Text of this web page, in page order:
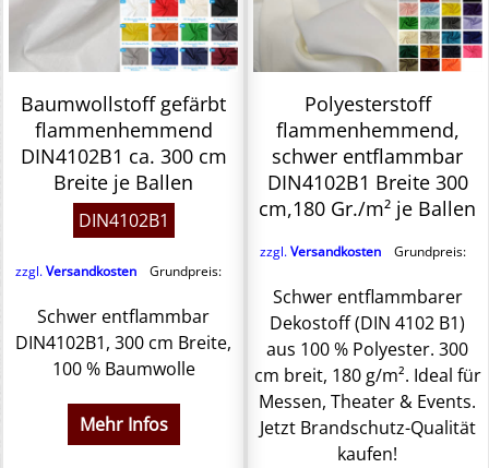
Baumwollstoff gefärbt
flammenhemmend
DIN4102B1 ca. 300 cm
Breite je Ballen
DIN4102B1
zzgl.Versandkosten Grundpreis:
Schwer entflammbar
DIN4102B1, 300 cm Breite,
100 % Baumwolle
Mehr Infos
Polyesterstoff
flammenhemmend,
schwer entflammbar
DIN4102B1 Breite 300
cm,180 Gr./m² je Ballen
zzgl.Versandkosten Grundpreis:
Schwer entflammbarer
Dekostoff (DIN 4102 B1)
aus 100 % Polyester. 300
cm breit, 180 g/m². Ideal für
Messen, Theater & Events.
Jetzt Brandschutz-Qualität
kaufen!